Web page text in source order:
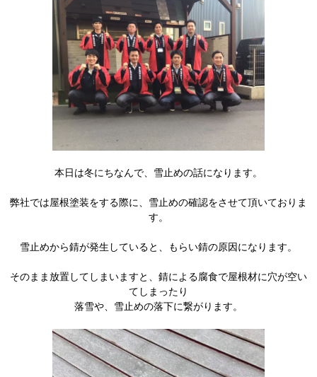
本日は冬にちなんで、雪止めの話になります。
弊社では屋根塗装をする際に、雪止めの確認をさせて頂いておりま
す。
雪止めから錆が発生していると、もらい錆の原因になります。
そのまま放置してしまいますと、錆による腐食で屋根材に穴が空い
てしまったり
落雪や、雪止めの落下に繋がります。